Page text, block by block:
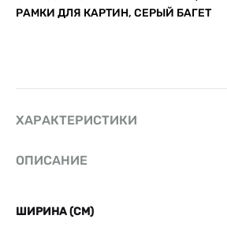
РАМКИ ДЛЯ КАРТИН, СЕРЫЙ БАГЕТ
ХАРАКТЕРИСТИКИ
ОПИСАНИЕ
ШИРИНА (СМ)